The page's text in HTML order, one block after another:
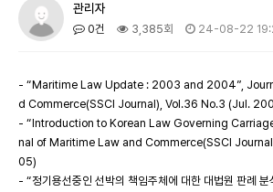
관리자
0건 3,385회 24-08-22
- “Maritime Law Update : 2003 and 2004”,
d Commerce(SSCI Journal), Vol.36 No.3 (Jul.
- “Introduction to Korean Law Governing
nal of Maritime Law and Commerce(SSCI
05)
- “정기용선중인 선박의 책임주체에 대한 대법원 판례